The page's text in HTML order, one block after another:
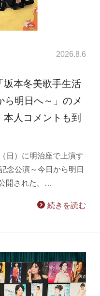
2026.8.6
坂本冬美歌手生活
ら明日へ～」のメ
人コメントも到
日）に明治座で上演す
念公演～今日から明日
開された。…
続きを読む